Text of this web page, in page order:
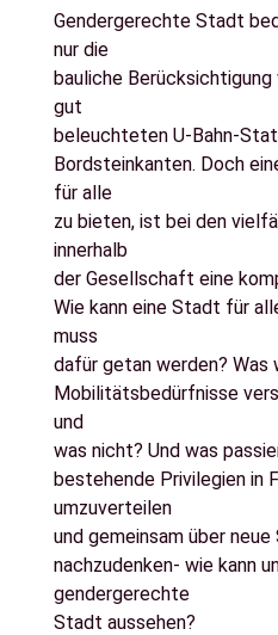
Gendergerechte Stadt
nur die
bauliche Berücksichtigung
gut
beleuchteten U-Bahn-
Bordsteinkanten. Doch
für alle
zu bieten, ist bei den
innerhalb
der Gesellschaft eine
Wie kann eine Stadt für
muss
dafür getan werden? Was
Mobilitätsbedürfnisse
und
was nicht? Und was
bestehende Privilegien in
umzuverteilen
und gemeinsam über
nachzudenken- wie kann
gendergerechte
Stadt aussehen?